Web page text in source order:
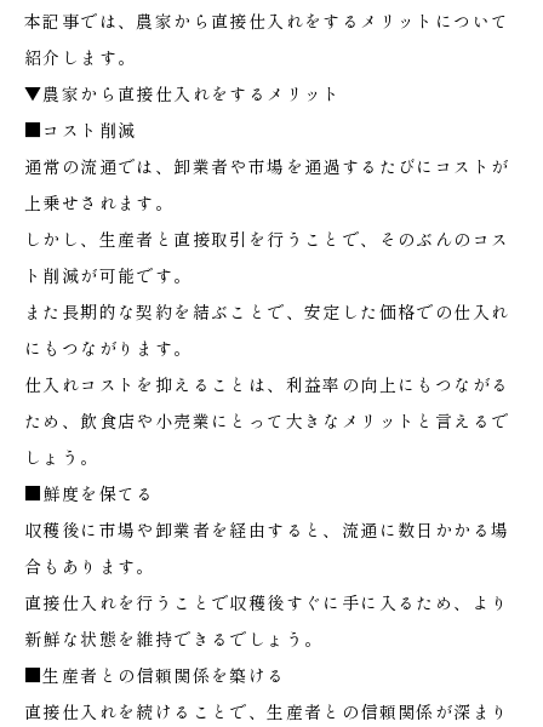
本記事では、農家から直接仕入れをするメリットについて
紹介します。
▼農家から直接仕入れをするメリット
■コスト削減
通常の流通では、卸業者や市場を通過するたびにコストが
上乗せされます。
しかし、生産者と直接取引を行うことで、そのぶんのコス
ト削減が可能です。
また長期的な契約を結ぶことで、安定した価格での仕入れ
にもつながります。
仕入れコストを抑えることは、利益率の向上にもつながる
ため、飲食店や小売業にとって大きなメリットと言えるで
しょう。
■鮮度を保てる
収穫後に市場や卸業者を経由すると、流通に数日かかる場
合もあります。
直接仕入れを行うことで収穫後すぐに手に入るため、より
新鮮な状態を維持できるでしょう。
■生産者との信頼関係を築ける
直接仕入れを続けることで、生産者との信頼関係が深まり